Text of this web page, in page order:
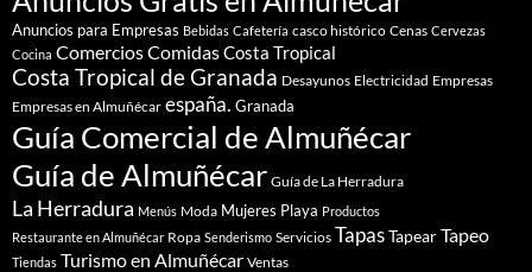
Anuncios para Empresas Bebidas Cafetería casco histórico Cenas Cervezas
Cocina ComerciosComidasCosta Tropical
Costa Tropical de Granada Desayunos Electricidad Empresas
Empresas en Almuñécar españa. Granada
Guía Comercial de Almuñécar
Guía de Almuñécar Guía de La Herradura
La Herradura Menús Moda Mujeres Playa Productos
Restaurante en Almuñécar Ropa Senderismo Servicios TapasTapearTapeo
Tiendas Turismo en Almuñécar Ventas